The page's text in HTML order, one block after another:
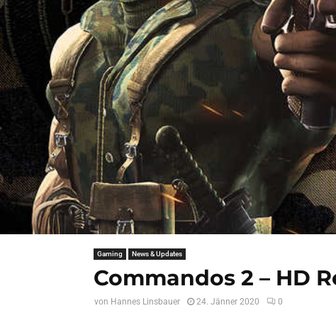
Gaming News & Updates
Commandos 2 – HD
von Hannes Linsbauer 24. Jänner 2020 0